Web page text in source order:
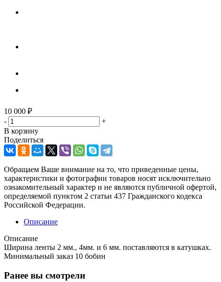
10 000 ₽
-
+
В корзину
Поделиться
Обращаем Ваше внимание на то, что приведенные цены,
характеристики и фотографии товаров носят исключительно
ознакомительный характер и не являются публичной офертой,
определяемой пунктом 2 статьи 437 Гражданского кодекса
Российской Федерации.
Описание
Описание
Ширина ленты 2 мм., 4мм. и 6 мм. поставляются в катушках.
Минимальный заказ 10 бобин
Ранее вы смотрели